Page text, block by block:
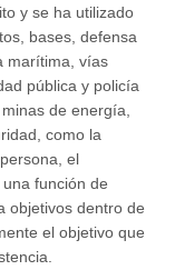
y se ha utilizado
bases, defensa
marítima, vías
pública y policía
de energía,
como la
el
función de
objetivos dentro de
el objetivo que